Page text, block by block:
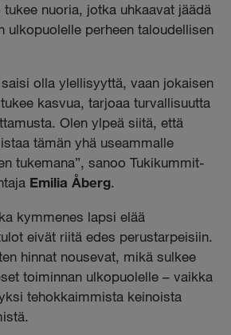
nuoria, jotka uhkaavat jäädä
ulkopuolelle perheen taloudellisen
olla ylellisyyttä, vaan jokaisen
kasvua, tarjoaa turvallisuutta
Olen ylpeä siitä, että
tämän yhä useammalle
tukemana”, sanoo Tukikummit-
Emilia Åberg.
kymmenes lapsi elää
eivät riitä edes perustarpeisiin.
hinnat nousevat, mikä sulkee
toiminnan ulkopuolelle – vaikka
tehokkaimmista keinoista